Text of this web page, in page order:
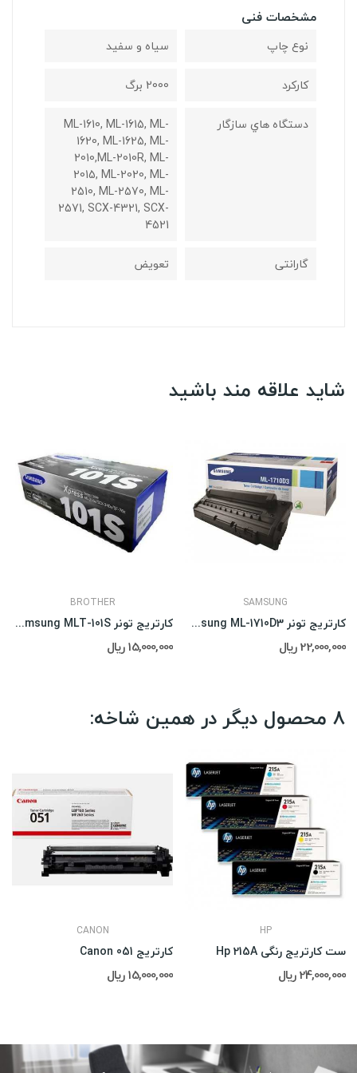
مشخصات فنی
نوع چاپ
سیاه و سفید
کارکرد
2000 برگ
دستگاه هاي سازگار
ML-1610, ML-1615, ML-
1620, ML-1625, ML-
2010,ML-2010R, ML-
2015, ML-2020, ML-
2510, ML-2570, ML-
2571, SCX-4321, SCX-
4521
گارانتی
تعویض
شاید علاقه مند باشید
BROTHER
کارتریج تونر Samsung MLT-101S
15,000,000 ریال
SAMSUNG
کارتریج تونر Samsung ML-1710D3
22,000,000 ریال
8 محصول دیگر در همین شاخه:
CANON
کارتریج Canon 051
15,000,000 ریال
HP
ست کارتریج رنگی Hp 215A
24,000,000 ریال